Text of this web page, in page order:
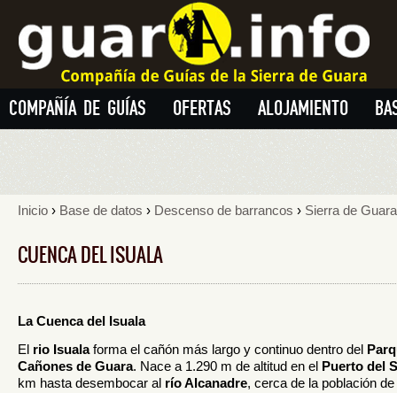
COMPAÑÍA DE GUÍAS OFERTAS ALOJAMIENTO
Inicio › Base de datos › Descenso de barrancos › Sierra de Guara
CUENCA DEL ISUALA
La Cuenca del Isuala
El rio Isualaforma el cañón más largo y continuo dentro del
Cañones de Guara. Nace a 1.290 m de altitud en el
Puerto del
km hasta desembocar al río Alcanadre, cerca de la población de